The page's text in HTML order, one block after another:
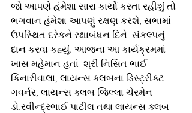
જો આપણે હંમેશા સારા કાર્યો કરતા રહીશું તો
ભગવાન હંમેશા આપણું રક્ષણ કરશે, સભામાં
ઉપસ્થિત દરેકને રક્ષાબંધન દિને  સંકલ્પનું
દાન કરવા કહ્યું. આજના આ કાર્યક્રમમાં
ખાસ મહેમાન હતાં  શ્રી નિસિત ભાઈ
કિનારીવાલા, લાયન્સ ક્લબના ડિસ્ટ્રીક્ટ
ગવર્નર, લાયન્સ ક્લબ જિલ્લા ચેરમેન
ડો.રવીન્દ્રભાઈ પાટીલ તથા લાયન્સ ક્લબ